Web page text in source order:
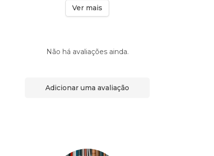
Ver mais
Não há avaliações ainda.
Adicionar uma avaliação